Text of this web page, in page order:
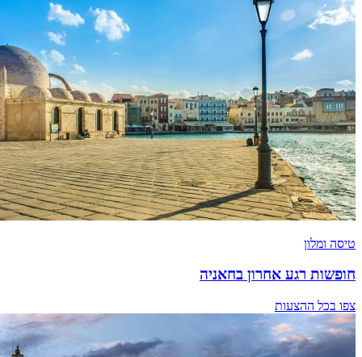
טיסה ומלון
חופשות רגע אחרון בחאניה
צפו בכל ההצעות